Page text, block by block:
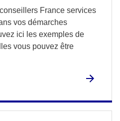
France services
vos démarches
ici les exemples de
vous pouvez être